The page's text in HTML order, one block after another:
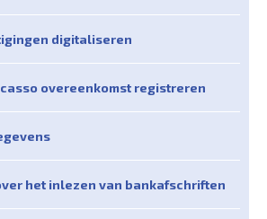
digitaliseren
overeenkomst registreren
het inlezen van bankafschriften